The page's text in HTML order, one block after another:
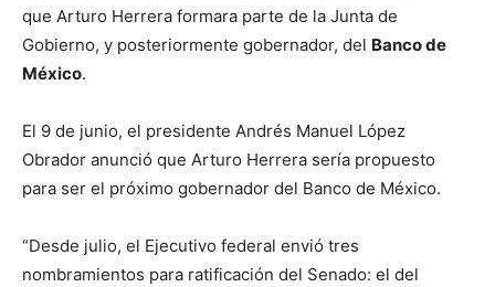
que Arturo Herrera formara parte de la Junta de
Gobierno, y posteriormente gobernador, del Banco de
México.
El 9 de junio, el presidente Andrés Manuel López
Obrador anunció que Arturo Herrera sería propuesto
para ser el próximo gobernador del Banco de México.
“Desde julio, el Ejecutivo federal envió tres
nombramientos para ratificación del Senado: el del